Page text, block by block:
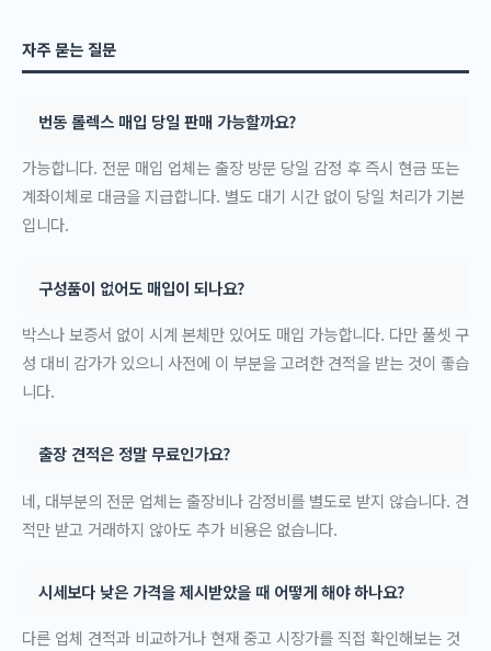
자주 묻는 질문
번동 롤렉스 매입 당일 판매 가능할까요?
가능합니다. 전문 매입 업체는 출장 방문 당일 감정 후 즉시 현금 또는
계좌이체로 대금을 지급합니다. 별도 대기 시간 없이 당일 처리가 기본
입니다.
구성품이 없어도 매입이 되나요?
박스나 보증서 없이 시계 본체만 있어도 매입 가능합니다. 다만 풀셋 구
성 대비 감가가 있으니 사전에 이 부분을 고려한 견적을 받는 것이 좋습
니다.
출장 견적은 정말 무료인가요?
네, 대부분의 전문 업체는 출장비나 감정비를 별도로 받지 않습니다. 견
적만 받고 거래하지 않아도 추가 비용은 없습니다.
시세보다 낮은 가격을 제시받았을 때 어떻게 해야 하나요?
다른 업체 견적과 비교하거나 현재 중고 시장가를 직접 확인해보는 것